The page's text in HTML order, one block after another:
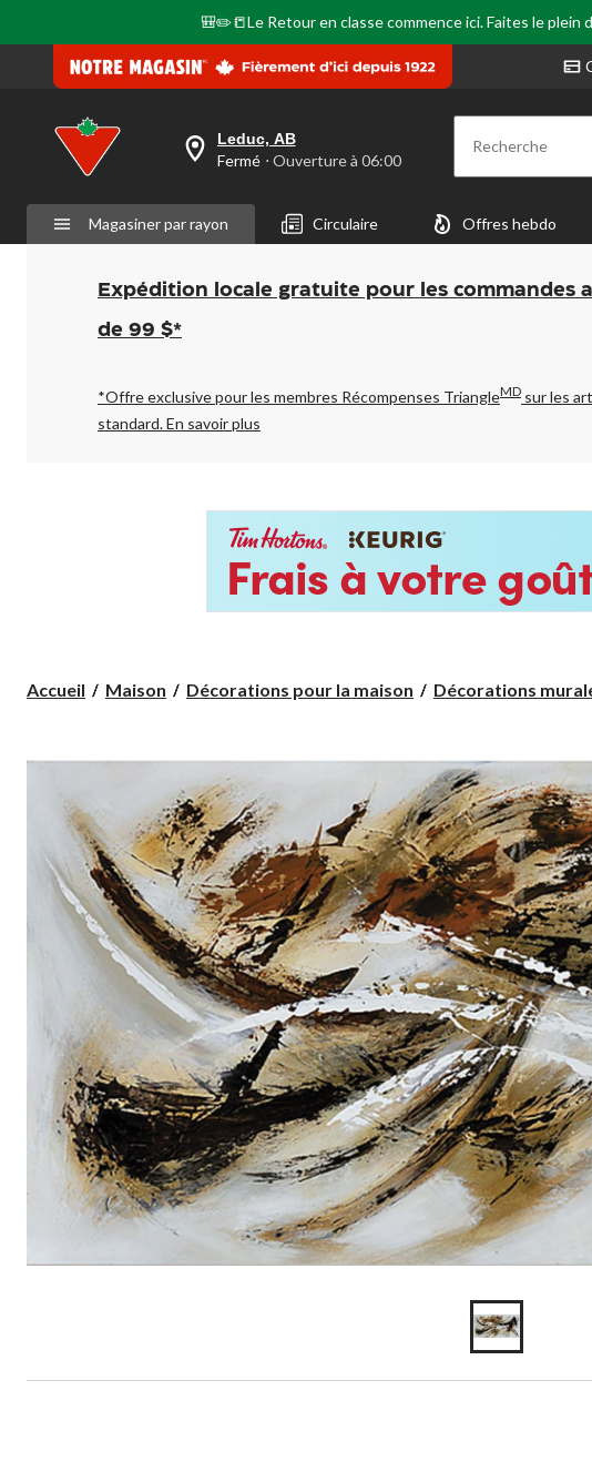
🎒✏️📒Le Retour en classe commence ici. Faites le
votre
est
Leduc,
AB,
Fermé,
Ouverture
à
pour
changer
Leduc, AB
Fermé ⋅ Ouverture à 06:00 Recherche
Magasiner par rayon Circulaire Offres hebdo
Expédition locale gratuite pour les commandes
de 99 $*
*Offre exclusive pour les membres Récompenses TriangleMD sur les
standard.En savoir plus
Accueil Maison Décorations pour la maison Décorations